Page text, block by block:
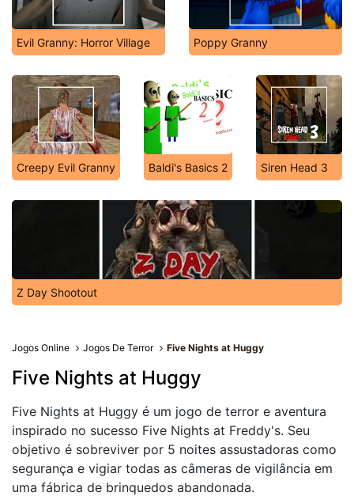
Evil Granny: Horror Village Poppy Granny
Creepy Evil Granny Baldi's Basics 2 Siren Head 3
Z Day Shootout
Jogos Online Jogos De Terror Five Nights at Huggy
Five Nights at Huggy
Five Nights at Huggy é um jogo de terror e aventura
inspirado no sucesso Five Nights at Freddy's. Seu
objetivo é sobreviver por 5 noites assustadoras como
segurança e vigiar todas as câmeras de vigilância em
uma fábrica de brinquedos abandonada.